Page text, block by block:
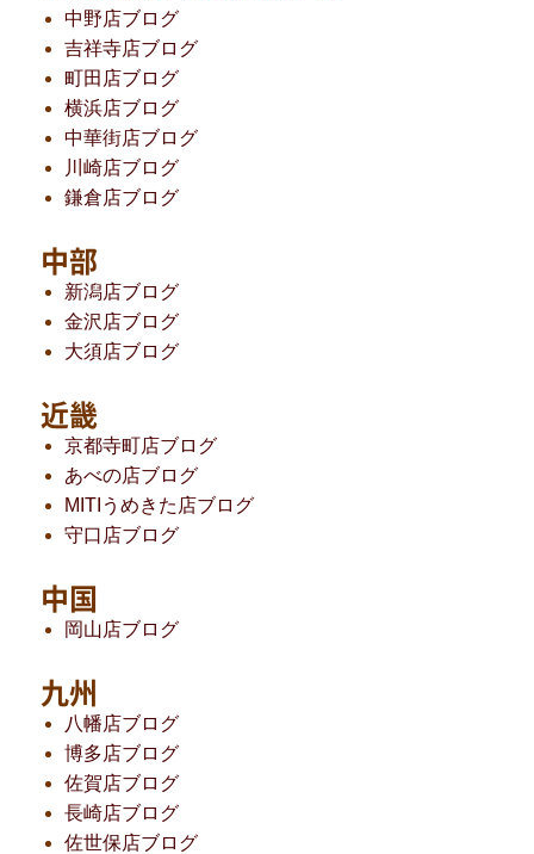
中野店ブログ
吉祥寺店ブログ
町田店ブログ
横浜店ブログ
中華街店ブログ
川崎店ブログ
鎌倉店ブログ
中部
新潟店ブログ
金沢店ブログ
大須店ブログ
近畿
京都寺町店ブログ
あべの店ブログ
MITIうめきた店ブログ
守口店ブログ
中国
岡山店ブログ
九州
八幡店ブログ
博多店ブログ
佐賀店ブログ
長崎店ブログ
佐世保店ブログ